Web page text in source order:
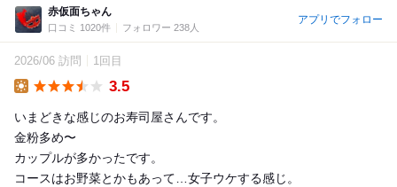
赤仮面ちゃん
口コミ 1020件 フォロワー 238人
アプリでフォロー
2026/06 訪問 1回目
3.5
いまどきな感じのお寿司屋さんです。
金粉多め〜
カップルが多かったです。
コースはお野菜とかもあって…女子ウケする感じ。